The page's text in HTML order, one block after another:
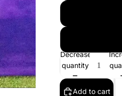
Decrease
quantity
Add to cart